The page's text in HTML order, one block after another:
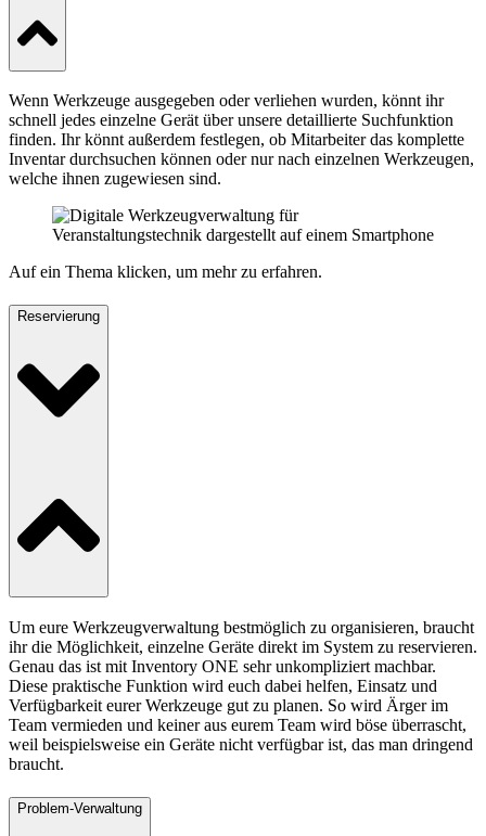
Wenn Werkzeuge ausgegeben oder verliehen wurden, könnt ihr
schnell jedes einzelne Gerät über unsere detaillierte Suchfunktion
finden. Ihr könnt außerdem festlegen, ob Mitarbeiter das komplette
Inventar durchsuchen können oder nur nach einzelnen Werkzeugen,
welche ihnen zugewiesen sind.
Auf ein Thema klicken, um mehr zu erfahren.
Reservierung
Um eure Werkzeugverwaltung bestmöglich zu organisieren, braucht
ihr die Möglichkeit, einzelne Geräte direkt im System zu reservieren.
Genau das ist mit Inventory ONE sehr unkompliziert machbar.
Diese praktische Funktion wird euch dabei helfen, Einsatz und
Verfügbarkeit eurer Werkzeuge gut zu planen. So wird Ärger im
Team vermieden und keiner aus eurem Team wird böse überrascht,
weil beispielsweise ein Geräte nicht verfügbar ist, das man dringend
braucht.
Problem-Verwaltung